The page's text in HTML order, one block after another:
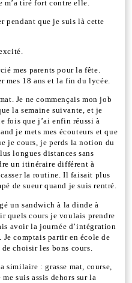
m’a tiré fort contre elle.
pendant que je suis là cette
mes parents pour la fête.
mes 18 ans et la fin du lycée.
Je ne commençais mon job
la semaine suivante, et je
fois que j’ai enfin réussi à
je mets mes écouteurs et que
je cours, je perds la notion du
longues distances sans
un itinéraire différent à
la routine. Il faisait plus
de sueur quand je suis rentré.
un sandwich à la dinde à
quels cours je voulais prendre
avoir la journée d’intégration
comptais partir en école de
choisir les bons cours.
similaire : grasse mat, course,
suis assis dehors sur la